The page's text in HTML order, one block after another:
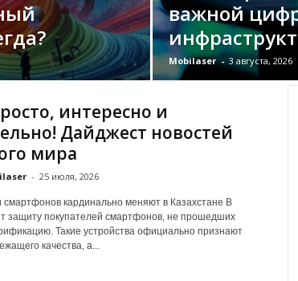
важной
Mobilaser - 3 августа, 2026
интересно и
Дайджест новостей
мира
- 25 июля, 2026
кардинально меняют в Казахстане В
защиту покупателей смартфонов, не прошедших
Такие устройства официально признают
качества, а...